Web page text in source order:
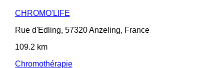
CHROMO'LIFE
Rue d'Edling, 57320 Anzeling, France
109.2 km
Chromothérapie